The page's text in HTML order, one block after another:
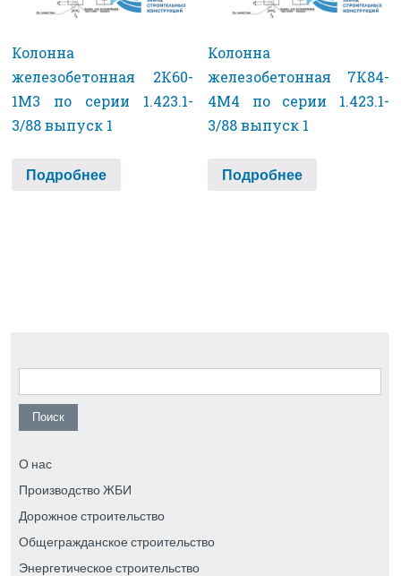
Колонна
железобетонная 2К60-
1М3 по серии 1.423.1-
3/88 выпуск 1
Подробнее
Колонна
железобетонная 7К84-
4М4 по серии 1.423.1-
3/88 выпуск 1
Подробнее
Найти:
О нас
Производство ЖБИ
Дорожное строительство
Общегражданское строительство
Энергетическое строительство